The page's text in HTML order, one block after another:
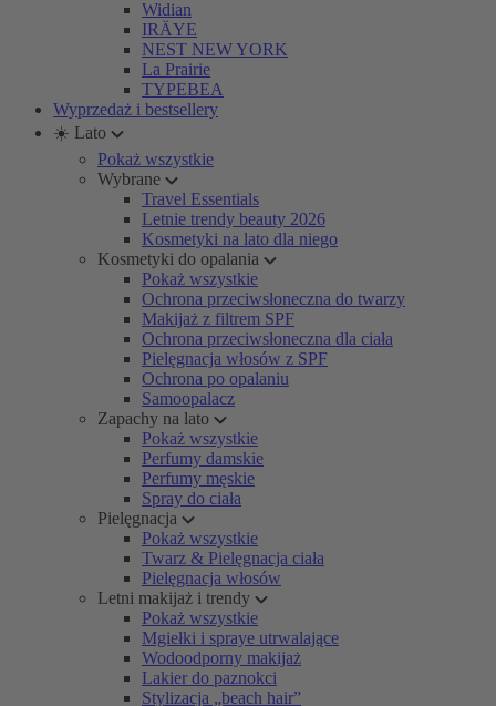
Widian
IRÄYE
NEST NEW YORK
La Prairie
TYPEBEA
Wyprzedaż i bestsellery
☀️ Lato
Pokaż wszystkie
Wybrane
Travel Essentials
Letnie trendy beauty 2026
Kosmetyki na lato dla niego
Kosmetyki do opalania
Pokaż wszystkie
Ochrona przeciwsłoneczna do twarzy
Makijaż z filtrem SPF
Ochrona przeciwsłoneczna dla ciała
Pielęgnacja włosów z SPF
Ochrona po opalaniu
Samoopalacz
Zapachy na lato
Pokaż wszystkie
Perfumy damskie
Perfumy męskie
Spray do ciała
Pielęgnacja
Pokaż wszystkie
Twarz & Pielęgnacja ciała
Pielęgnacja włosów
Letni makijaż i trendy
Pokaż wszystkie
Mgiełki i spraye utrwalające
Wodoodporny makijaż
Lakier do paznokci
Stylizacja „beach hair”